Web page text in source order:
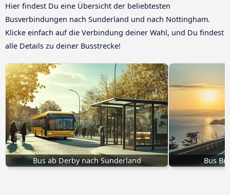
Hier findest Du eine Übersicht der beliebtesten
Busverbindungen nach Sunderland und nach Nottingham.
Klicke einfach auf die Verbindung deiner Wahl, und Du findest
alle Details zu deiner Busstrecke!
Bus ab Derby nach Sunderland Bus